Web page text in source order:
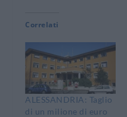
Correlati
ALESSANDRIA: Taglio
di un milione di euro